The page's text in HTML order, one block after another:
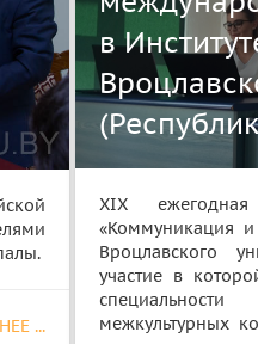
...
в
XIX
«Коммуникация и
Вроцлавского
участие в
специальности
межкультурных